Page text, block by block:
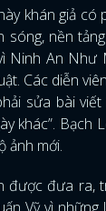
khán giả có
sóng, nền
Ninh An Như
Các diễn
sửa bài viết
khác”. Bạch
ảnh mới.
được đưa ra,